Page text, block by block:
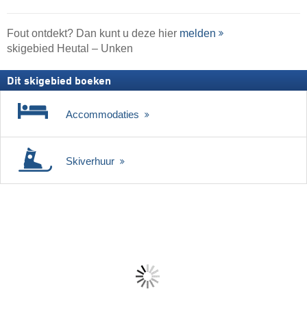
Fout ontdekt? Dan kunt u deze hier melden
skigebied Heutal – Unken
Dit skigebied boeken
Accommodaties
Skiverhuur